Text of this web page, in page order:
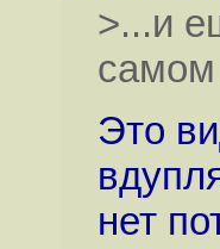
>...и
самом
Это
нет